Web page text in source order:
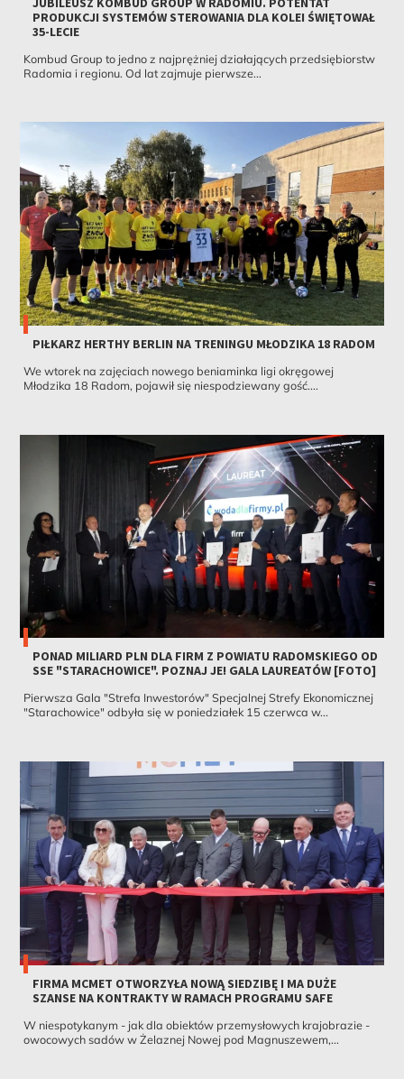
PRODUKCJI SYSTEMÓW STEROWANIA DLA KOLEI ŚWIĘTOWAŁ
35-LECIE
Kombud Group to jedno z najprężniej działających przedsiębiorstw
Radomia i regionu. Od lat zajmuje pierwsze...
PIŁKARZ HERTHY BERLIN NA TRENINGU MŁODZIKA 18 RADOM
We wtorek na zajęciach nowego beniaminka ligi okręgowej
Młodzika 18 Radom, pojawił się niespodziewany gość....
PONAD MILIARD PLN DLA FIRM Z POWIATU RADOMSKIEGO OD
SSE "STARACHOWICE". POZNAJ JE! GALA LAUREATÓW [FOTO]
Pierwsza Gala "Strefa Inwestorów" Specjalnej Strefy Ekonomicznej
"Starachowice" odbyła się w poniedziałek 15 czerwca w...
FIRMA MCMET OTWORZYŁA NOWĄ SIEDZIBĘ I MA DUŻE
SZANSE NA KONTRAKTY W RAMACH PROGRAMU SAFE
W niespotykanym - jak dla obiektów przemysłowych krajobrazie -
owocowych sadów w Żelaznej Nowej pod Magnuszewem,...